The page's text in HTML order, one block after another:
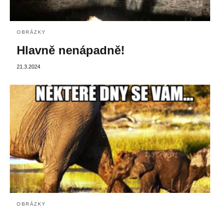
OBRÁZKY
Hlavně nenápadně!
21.3.2024
OBRÁZKY